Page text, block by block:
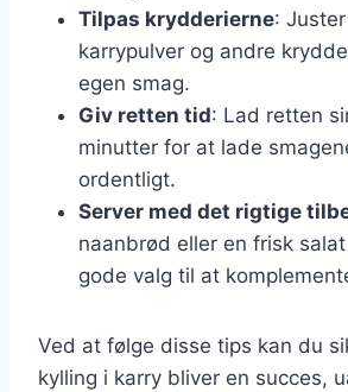
Tilpas krydderierne:
karrypulver og andre
egen smag.
Giv retten tid: Lad retten
minutter for at lade
ordentligt.
Server med det rigtige
naanbrød eller en frisk
gode valg til at
Ved at følge disse tips kan du
kylling i karry bliver en succes,